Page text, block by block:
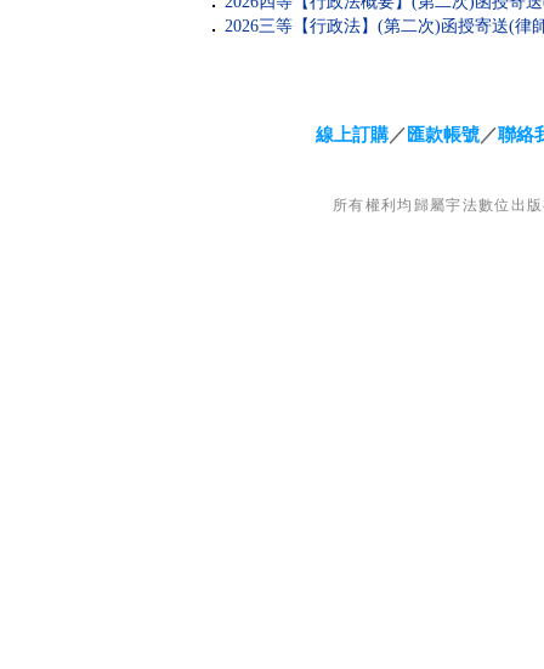
． 2026三等【行政法】(第二次)函授寄送(律
線上訂購／匯款帳號／聯絡
所有權利均歸屬宇法數位出